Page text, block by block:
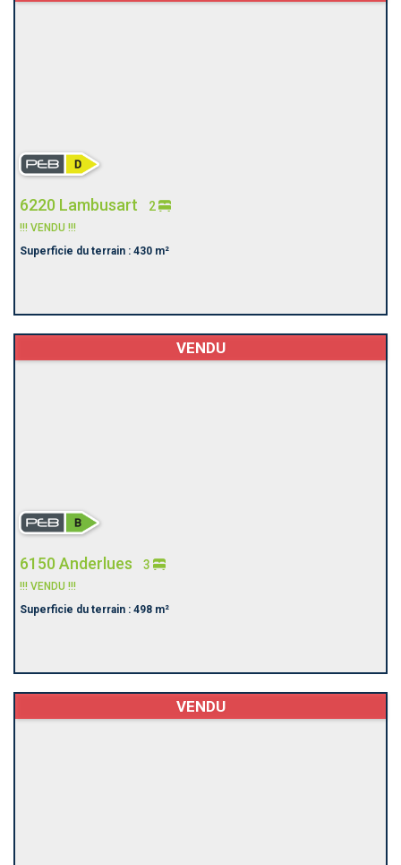
6220 Lambusart 2
!!! VENDU !!!
Superficie du terrain : 430 m²
VENDU
6150 Anderlues 3
!!! VENDU !!!
Superficie du terrain : 498 m²
VENDU